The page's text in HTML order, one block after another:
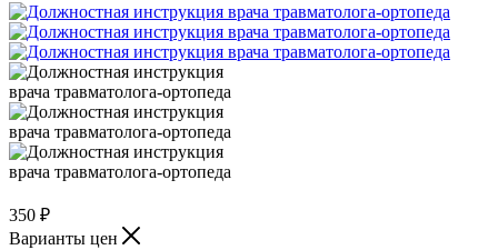
350 ₽
Варианты цен